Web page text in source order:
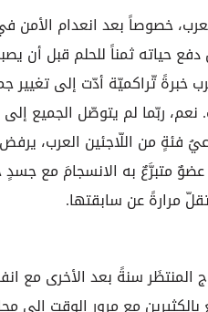
خصوصاً بعد انعدام الأمن
حياته ثمناً للحلم قبل أن
خبرةً تّراكميّة أدّت إلى تغيير
ربّما لم يتوصّل الجميع إلى
فئةٍ من اللّاجئين العرب،
متبرَّعٌ به الانسجامَ مع جسدٍ
مرارةً عن سابقتها.
المنتظَر سنةً بعد الأخرى مع
مع مرور الوقت إلى